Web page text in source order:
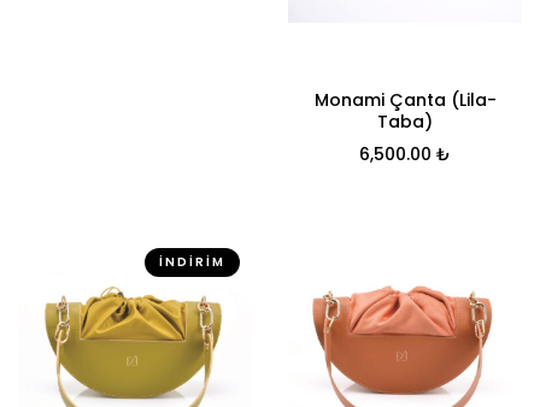
Monami Çanta (Lila-
Taba)
6,500.00 ₺
İNDIRIM